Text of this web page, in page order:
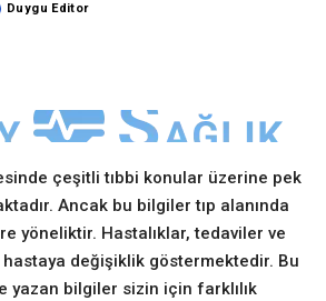
Duygu Editor
çeşitli tıbbi konular üzerine pek
Ancak bu bilgiler tıp alanında
yöneliktir. Hastalıklar, tedaviler ve
değişiklik göstermektedir. Bu
yazan bilgiler sizin için farklılık